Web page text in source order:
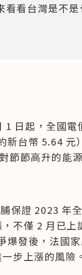
看台灣是不是
日起，全國電
新台幣 5.64 元
節節高升的能
保證 2023 年
不僅 2 月已上
爆發後，法國
步上漲的風險。